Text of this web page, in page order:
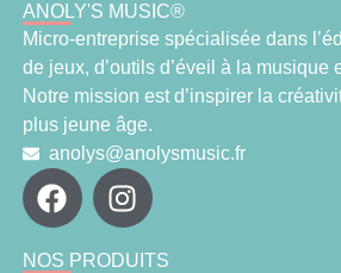
ANOLY'S MUSIC®
Micro-entreprise spécialisée dans
de jeux, d’outils d’éveil à la musique
Notre mission est d’inspirer la
plus jeune âge.
anolys@anolysmusic.fr
NOS PRODUITS